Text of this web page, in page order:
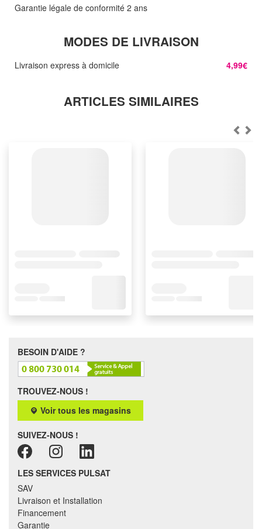
Garantie légale de conformité 2 ans
MODES DE LIVRAISON
Livraison express à domicile 4,99€
ARTICLES SIMILAIRES
BESOIN D'AIDE ?
TROUVEZ-NOUS !
Voir tous les magasins
SUIVEZ-NOUS !
LES SERVICES PULSAT
SAV
Livraison et Installation
Financement
Garantie